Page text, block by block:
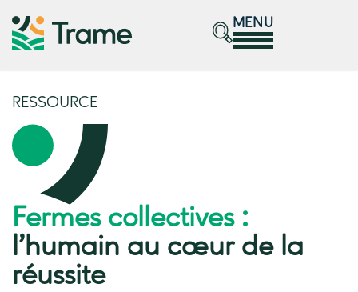
MENU
RESSOURCE
Fermes collectives :
l’humain au cœur de la
réussite